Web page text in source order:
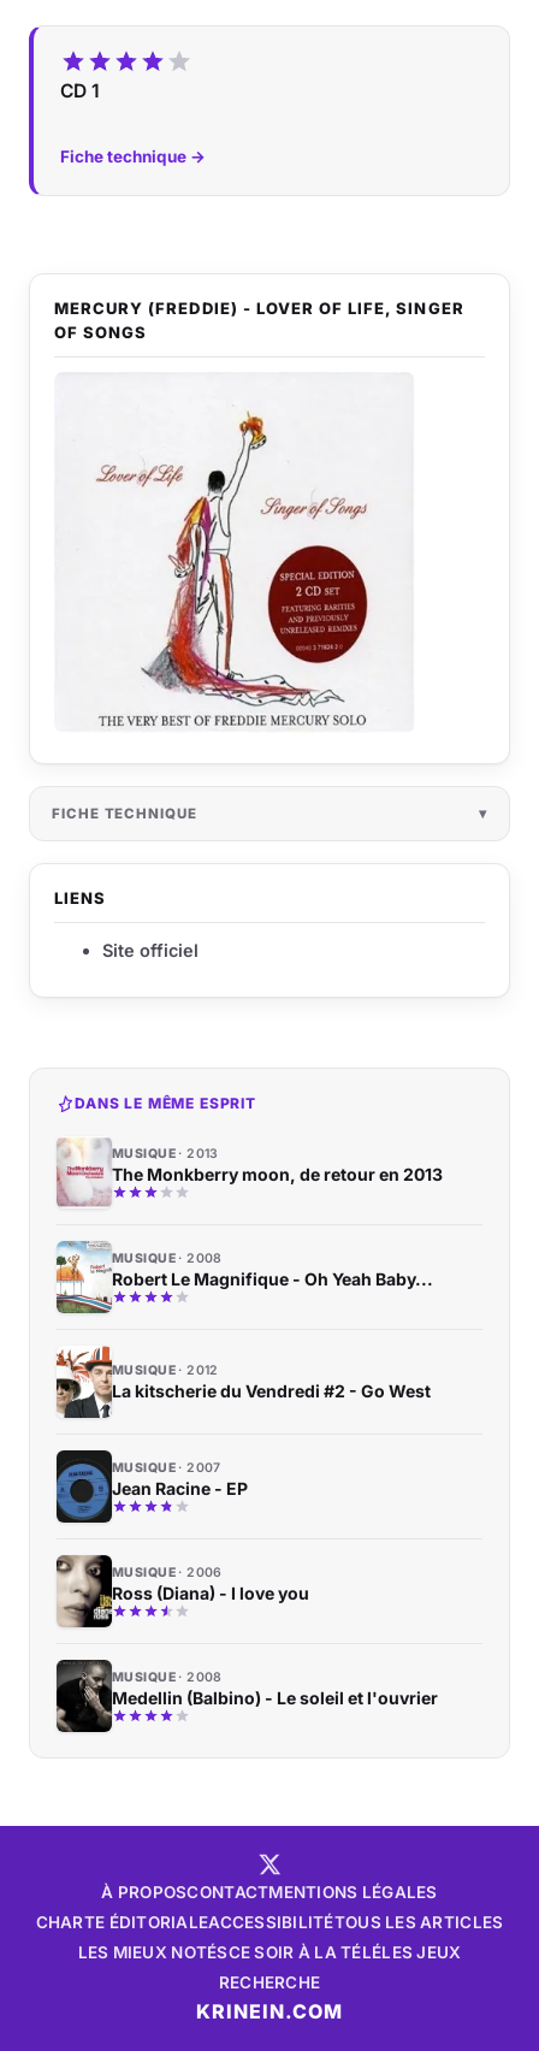
CD 1
Fiche technique →
MERCURY (FREDDIE) - LOVER OF LIFE, SINGER
OF SONGS
FICHE TECHNIQUE
LIENS
Site officiel
DANS LE MÊME ESPRIT
MUSIQUE 2013
The Monkberry moon, de retour en 2013
MUSIQUE 2008
Robert Le Magnifique - Oh Yeah Baby...
MUSIQUE 2012
La kitscherie du Vendredi #2 - Go West
MUSIQUE 2007
Jean Racine - EP
MUSIQUE 2006
Ross (Diana) - I love you
MUSIQUE 2008
Medellin (Balbino) - Le soleil et l'ouvrier
À PROPOSCONTACTMENTIONS LÉGALES
CHARTE ÉDITORIALEACCESSIBILITÉTOUS LES ARTICLES
LES MIEUX NOTÉSCE SOIR À LA TÉLÉLES JEUX
RECHERCHE
KRINEIN.COM